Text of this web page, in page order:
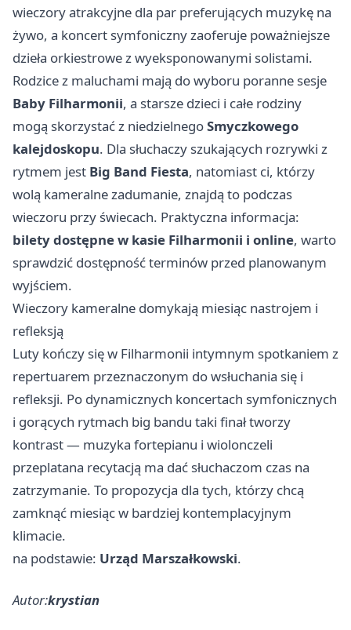
wieczory atrakcyjne dla par preferujących muzykę na
żywo, a koncert symfoniczny zaoferuje poważniejsze
dzieła orkiestrowe z wyeksponowanymi solistami.
Rodzice z maluchami mają do wyboru poranne sesje
Baby Filharmonii, a starsze dzieci i całe rodziny
mogą skorzystać z niedzielnegoSmyczkowego
kalejdoskopu. Dla słuchaczy szukających rozrywki z
rytmem jest Big Band Fiesta, natomiast ci, którzy
wolą kameralne zadumanie, znajdą to podczas
wieczoru przy świecach. Praktyczna informacja:
bilety dostępne w kasie Filharmonii i online, warto
sprawdzić dostępność terminów przed planowanym
wyjściem.
Wieczory kameralne domykają miesiąc nastrojem i
refleksją
Luty kończy się w Filharmonii intymnym spotkaniem z
repertuarem przeznaczonym do wsłuchania się i
refleksji. Po dynamicznych koncertach symfonicznych
i gorących rytmach big bandu taki finał tworzy
kontrast — muzyka fortepianu i wiolonczeli
przeplatana recytacją ma dać słuchaczom czas na
zatrzymanie. To propozycja dla tych, którzy chcą
zamknąć miesiąc w bardziej kontemplacyjnym
klimacie.
na podstawie: Urząd Marszałkowski.
Autor:krystian